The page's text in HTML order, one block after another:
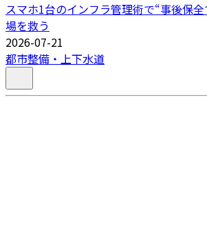
スマホ1台のインフラ管理術で“事後保
場を救う
2026-07-21
都市整備・上下水道